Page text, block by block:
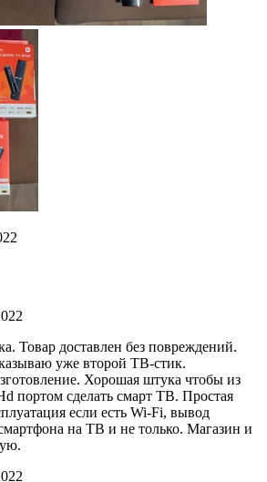
Товар доставлен без повреждений.
уже второй ТВ-стик.
Хорошая штука чтобы из
портом сделать смарт ТВ. Простая
если есть Wi-Fi, вывод
на ТВ и не только. Магазин и